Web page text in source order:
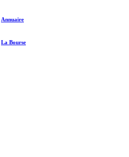
Annuaire
La Bourse